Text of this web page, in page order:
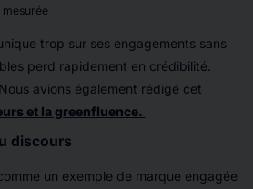
trop sur ses engagements sans
perd rapidement en crédibilité.
avions également rédigé cet
et la greenfluence.
discours
un exemple de marque engagée